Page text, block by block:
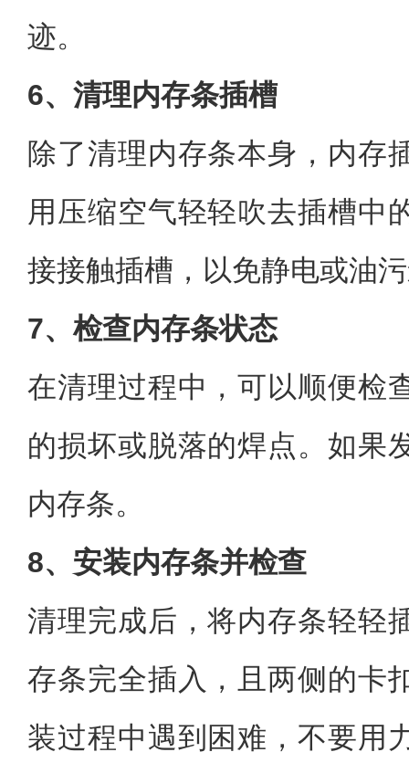
迹。
6、清理内存条插槽
除了清理内存条本身，内存
用压缩空气轻轻吹去插槽中
接接触插槽，以免静电或油
7、检查内存条状态
在清理过程中，可以顺便检
的损坏或脱落的焊点。如果
内存条。
8、安装内存条并检查
清理完成后，将内存条轻轻
存条完全插入，且两侧的卡
装过程中遇到困难，不要用